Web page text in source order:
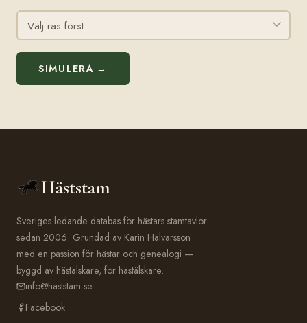
SIMULERA →
Häststam
Sveriges ledande databas för hästars stamtavlor
sedan 2006. Grundad av Karin Halvarsson
med en passion för hästar och genealogi —
byggd av hästälskare, för hästälskare.
info@haststam.se
Facebook